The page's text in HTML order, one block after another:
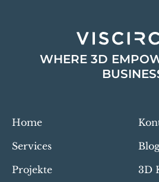
WHERE 3D
Home
Services
Projekte
3D